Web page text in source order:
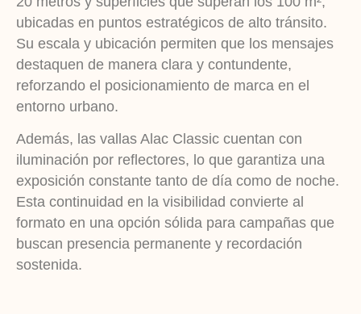
ubicadas en puntos estratégicos de alto tránsito.
Su escala y ubicación permiten que los mensajes
destaquen de manera clara y contundente,
reforzando el posicionamiento de marca en el
entorno urbano.
Además, las vallas Alac Classic cuentan con
iluminación por reflectores, lo que garantiza una
exposición constante tanto de día como de noche.
Esta continuidad en la visibilidad convierte al
formato en una opción sólida para campañas que
buscan presencia permanente y recordación
sostenida.